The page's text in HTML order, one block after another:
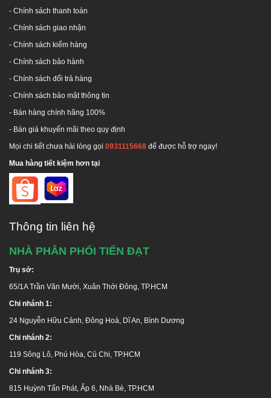
- Chính sách thanh toán
- Chính sách giao nhận
- Chính sách kiểm hàng
- Chính sách bảo hành
- Chính sách đổi trả hàng
- Chính sách bảo mật thông tin
- Bán hàng chính hãng 100%
- Bán giá khuyến mãi theo quy định
Mọi chi tiết chưa hài lòng gọi 0931115668 để được hỗ trợ ngay!
Mua hàng tiết kiệm hơn tại
Thông tin liên hệ
NHÀ PHÂN PHỐI TIẾN ĐẠT
Trụ sở:
65/1A Trần Văn Mười, Xuân Thới Đông, TP.HCM
Chi nhánh 1:
24 Nguyễn Hữu Cảnh, Đông Hoà, Dĩ An, Bình Dương
Chi nhánh 2:
119 Sông Lô, Phú Hòa, Củ Chi, TP.HCM
Chi nhánh 3:
815 Huỳnh Tấn Phát, Ấp 6, Nhà Bè, TP.HCM